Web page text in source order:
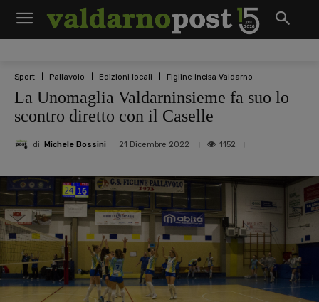
Sport Pallavolo Edizioni locali Figline Incisa Valdarno
La Unomaglia Valdarninsieme fa suo lo
scontro diretto con il Caselle
di Michele Bossini 21 Dicembre 2022 1152